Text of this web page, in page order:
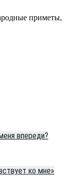
приметы,
впереди?
ко мне»